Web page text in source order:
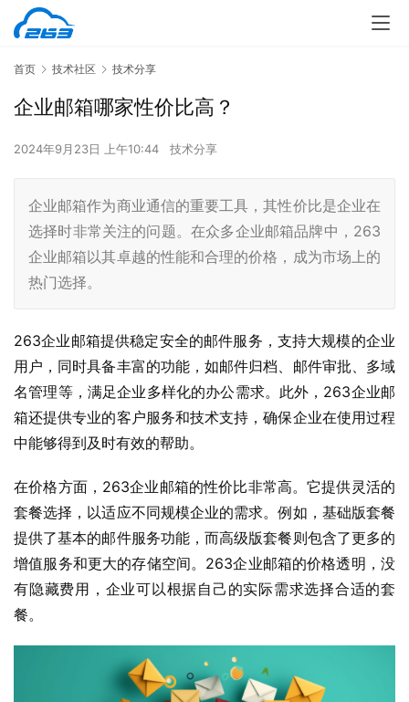
首页 技术社区 技术分享
企业邮箱哪家性价比高？
2024年9月23日 上午10:44 技术分享
企业邮箱作为商业通信的重要工具，其性价比是企业在
选择时非常关注的问题。在众多企业邮箱品牌中，263
企业邮箱以其卓越的性能和合理的价格，成为市场上的
热门选择。
263企业邮箱提供稳定安全的邮件服务，支持大规模的企业
用户，同时具备丰富的功能，如邮件归档、邮件审批、多域
名管理等，满足企业多样化的办公需求。此外，263企业邮
箱还提供专业的客户服务和技术支持，确保企业在使用过程
中能够得到及时有效的帮助。
在价格方面，263企业邮箱的性价比非常高。它提供灵活的
套餐选择，以适应不同规模企业的需求。例如，基础版套餐
提供了基本的邮件服务功能，而高级版套餐则包含了更多的
增值服务和更大的存储空间。263企业邮箱的价格透明，没
有隐藏费用，企业可以根据自己的实际需求选择合适的套
餐。